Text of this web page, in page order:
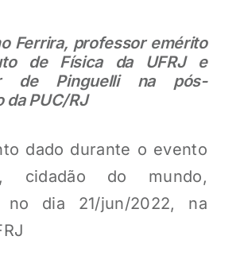
Ferrira, professor emérito
de Física da UFRJ e
de Pinguelli na pós-
da PUC/RJ
dado durante o evento
cidadão do mundo,
no dia 21/jun/2022, na